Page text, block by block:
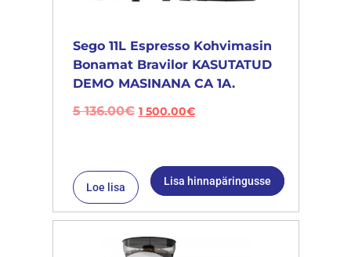
Sego 11L Espresso Kohvimasin
Bonamat Bravilor KASUTATUD
DEMO MASINANA CA 1A.
5 136.00€ 1 500.00€
Loe lisa Lisa hinnapäringusse